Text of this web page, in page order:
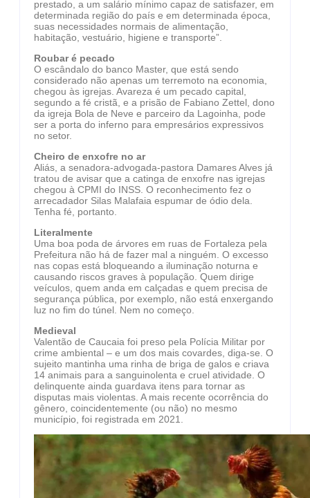
prestado, a um salário mínimo capaz de satisfazer, em
determinada região do país e em determinada época,
suas necessidades normais de alimentação,
habitação, vestuário, higiene e transporte”.
Roubar é pecado
O escândalo do banco Master, que está sendo
considerado não apenas um terremoto na economia,
chegou às igrejas. Avareza é um pecado capital,
segundo a fé cristã, e a prisão de Fabiano Zettel, dono
da igreja Bola de Neve e parceiro da Lagoinha, pode
ser a porta do inferno para empresários expressivos
no setor.
Cheiro de enxofre no ar
Aliás, a senadora-advogada-pastora Damares Alves já
tratou de avisar que a catinga de enxofre nas igrejas
chegou à CPMI do INSS. O reconhecimento fez o
arrecadador Silas Malafaia espumar de ódio dela.
Tenha fé, portanto.
Literalmente
Uma boa poda de árvores em ruas de Fortaleza pela
Prefeitura não há de fazer mal a ninguém. O excesso
nas copas está bloqueando a iluminação noturna e
causando riscos graves à população. Quem dirige
veículos, quem anda em calçadas e quem precisa de
segurança pública, por exemplo, não está enxergando
luz no fim do túnel. Nem no começo.
Medieval
Valentão de Caucaia foi preso pela Polícia Militar por
crime ambiental – e um dos mais covardes, diga-se. O
sujeito mantinha uma rinha de briga de galos e criava
14 animais para a sanguinolenta e cruel atividade. O
delinquente ainda guardava itens para tornar as
disputas mais violentas. A mais recente ocorrência do
gênero, coincidentemente (ou não) no mesmo
município, foi registrada em 2021.